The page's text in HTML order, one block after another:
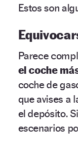
Estos son
Parece
el coche
coche de
que avises a
el depósito.
escenarios